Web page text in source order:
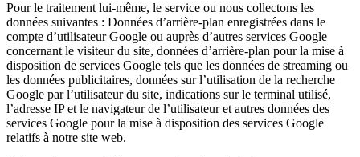
Pour le traitement lui-même, le service ou nous collectons les
données suivantes : Données d’arrière-plan enregistrées dans le
compte d’utilisateur Google ou auprès d’autres services Google
concernant le visiteur du site, données d’arrière-plan pour la mise à
disposition de services Google tels que les données de streaming ou
les données publicitaires, données sur l’utilisation de la recherche
Google par l’utilisateur du site, indications sur le terminal utilisé,
l’adresse IP et le navigateur de l’utilisateur et autres données des
services Google pour la mise à disposition des services Google
relatifs à notre site web.